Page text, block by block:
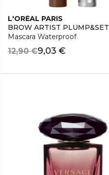
L'ORÉAL PARIS
BROW ARTIST PLUMP&SET
Mascara Waterproof
9,03 €
12,90 €